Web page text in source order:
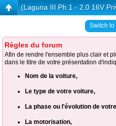
(Laguna III Ph 1 - 2.0 16V
Switch to
Règles du forum
Afin de rendre l'ensemble plus clair et
dans le titre de votre présentation
Nom de la voiture,
Le type de votre voiture,
La phase ou l'évolution de
La motorisation,